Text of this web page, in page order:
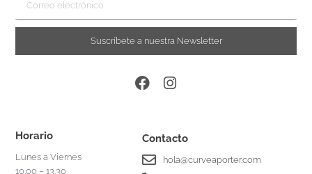
Suscríbete a nuestra Newsletter
Horario
Lunes a Viernes
10.00 – 13.30
Contacto
hola@curveaporter.com